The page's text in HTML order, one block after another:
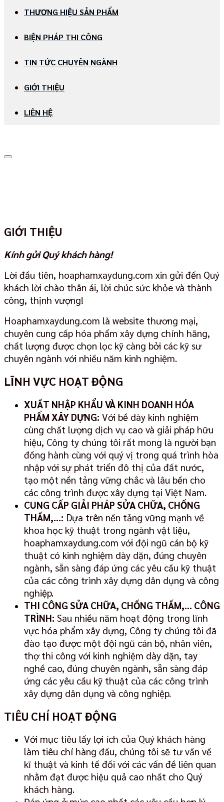
THƯƠNG HIỆU SẢN PHẨM
BIỆN PHÁP THI CÔNG
TIN TỨC CHUYÊN NGÀNH
GIỚI THIỆU
LIÊN HỆ
GIỚI THIỆU
Kính gửi Quý khách hàng!
Lời đầu tiên, hoaphamxaydung.com xin gửi đến Quý
khách lời chào thân ái, lời chúc sức khỏe và thành
công, thịnh vượng!
Hoaphamxaydung.com là website thương mại,
chuyên cung cấp hóa phẩm xây dựng chính hãng,
chất lượng được chọn lọc kỹ càng bởi các kỹ sư
chuyên ngành với nhiều năm kinh nghiệm.
LĨNH VỰC HOẠT ĐỘNG
XUẤT NHẬP KHẨU VÀ KINH DOANH HÓA
PHẨM XÂY DỰNG: Với bề dày kinh nghiệm
cùng chất lượng dịch vụ cao và giải pháp hữu
hiệu, Công ty chúng tôi rất mong là người bạn
đồng hành cùng với quý vị trong quá trình hòa
nhập với sự phát triển đô thị của đất nước,
tạo một nền tảng vững chắc và lâu bền cho
các công trình được xây dựng tại Việt Nam.
CUNG CẤP GIẢI PHÁP SỬA CHỮA, CHỐNG
THẤM,…: Dựa trên nền tảng vững mạnh về
khoa học kỹ thuật trong ngành vật liệu,
hoaphamxaydung.com với đội ngũ cán bộ kỹ
thuật có kinh nghiệm dày dặn, đúng chuyên
ngành, sẵn sàng đáp ứng các yêu cầu kỹ thuật
của các công trình xây dựng dân dụng và công
nghiệp.
THI CÔNG SỬA CHỮA, CHỐNG THẤM,… CÔNG
TRÌNH: Sau nhiều năm hoạt động trong lĩnh
vực hóa phẩm xây dựng, Công ty chúng tôi đã
đào tạo được một đội ngũ cán bộ, nhân viên,
thợ thi công với kinh nghiệm dày dặn, tay
nghề cao, đúng chuyên ngành, sẵn sàng đáp
ứng các yêu cầu kỹ thuật của các công trình
xây dựng dân dụng và công nghiệp.
TIÊU CHÍ HOẠT ĐỘNG
Với mục tiêu lấy lợi ích của Quý khách hàng
làm tiêu chí hàng đầu, chúng tôi sẽ tư vấn về
kĩ thuật và kinh tế đối với các vấn đề liên quan
nhằm đạt được hiệu quả cao nhất cho Quý
khách hàng.